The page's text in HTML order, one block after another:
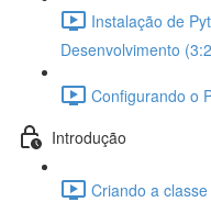
Instalação de
Desenvolvimento
Configurando o
Introdução
Criando a